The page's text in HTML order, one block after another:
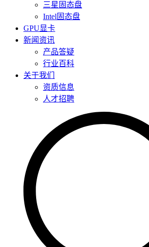
三星固态盘
Intel固态盘
GPU显卡
新闻资讯
产品答疑
行业百科
关于我们
资质信息
人才招聘